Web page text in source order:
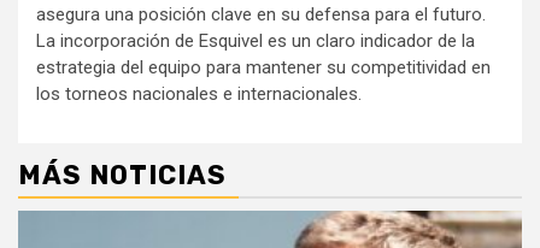
asegura una posición clave en su defensa para el futuro.
La incorporación de Esquivel es un claro indicador de la
estrategia del equipo para mantener su competitividad en
los torneos nacionales e internacionales.
MÁS NOTICIAS